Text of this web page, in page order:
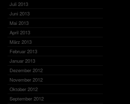
Juli 2013
Juni 2013
Mai 2013
April 2013
März 2013
Februar 2013
Januar 2013
Dezember 2012
November 2012
Oktober 2012
September 2012